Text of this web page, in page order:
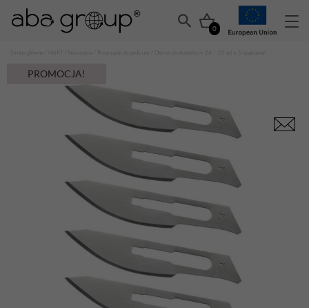
0
Narzędzia Przyrządy do pedicure
PROMOCJA!